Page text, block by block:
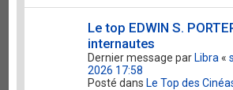
Le top EDWIN S.
internautes
Dernier message par Libra «
2026 17:58
Posté dans Le Top des